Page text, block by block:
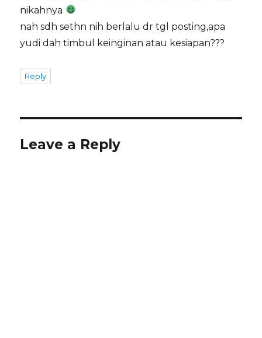
nikahnya
nah sdh sethn nih berlalu dr tgl posting,apa
yudi dah timbul keinginan atau kesiapan???
Reply
Leave a Reply